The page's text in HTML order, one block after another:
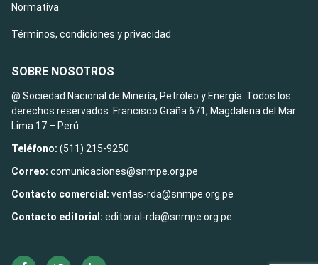
Normativa
Términos, condiciones y privacidad
SOBRE NOSOTROS
@ Sociedad Nacional de Minería, Petróleo y Energía. Todos los
derechos reservados. Francisco Graña 671, Magdalena del Mar
Lima 17 – Perú
Teléfono: (511) 215-9250
Correo: comunicaciones@snmpe.org.pe
Contacto comercial: ventas-rda@snmpe.org.pe
Contacto editorial: editorial-rda@snmpe.org.pe